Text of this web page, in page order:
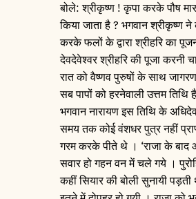
बोले: श्रीकृष्ण ! कृपा करके पौष
किया जाता है ? भगवान श्रीकृष्ण
करके फलों के द्वारा श्रीहरि का
देवदेवेश्वर श्रीहरि की पूजा करनी
रात को वैष्णव पुरुषों के साथ
सब पापों को हरनेवाली उत्तम
भगवान नारायण इस तिथि के
समय तक कोई वंशधर पुत्र नहीं
गरम करके पीते थे । ‘राजा के बाद
सवार हो गहन वन में चले गये ।
कहीं सियार की बोली सुनायी